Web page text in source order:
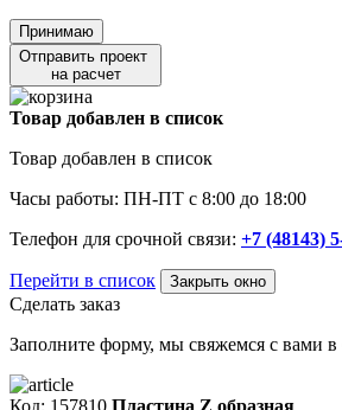
Принимаю
Отправить проект
на расчет
Товар добавлен в список
Товар добавлен в список
Часы работы: ПН-ПТ с 8:00 до 18:00
Телефон для срочной связи: +7 (48143)
Перейти в список Закрыть окно
Сделать заказ
Заполните форму, мы свяжемся с вами
Код: 157810 Пластина Z образная